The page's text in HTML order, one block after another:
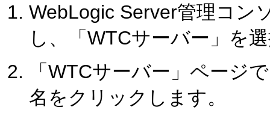
WebLogic Server管理コン
し、「WTCサーバー」を
「WTCサーバー」ページ
名をクリックします。